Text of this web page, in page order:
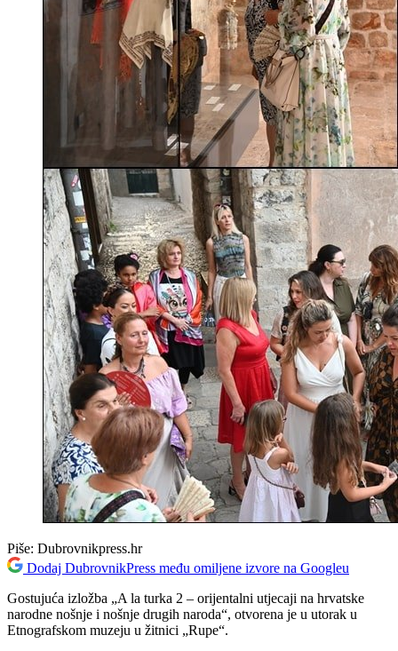
Piše: Dubrovnikpress.hr
Dodaj DubrovnikPress među omiljene izvore na Googleu
Gostujuća izložba „A la turka 2 – orijentalni utjecaji na hrvatske
narodne nošnje i nošnje drugih naroda“, otvorena je u utorak u
Etnografskom muzeju u žitnici „Rupe“.